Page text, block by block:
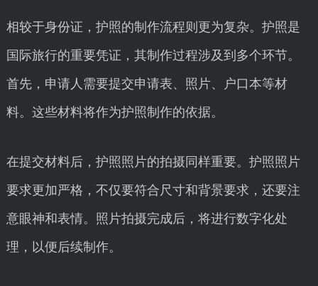
相较于身份证，护照的制作流程则更为复杂。护照是
国际旅行的重要凭证，其制作过程涉及到多个环节。
首先，申请人需要提交申请表、照片、户口本等材
料。这些材料将作为护照制作的依据。
在提交材料后，护照照片的拍摄同样重要。护照照片
要求更加严格，不仅要符合尺寸和背景要求，还要注
意眼神和表情。照片拍摄完成后，将进行数字化处
理，以便后续制作。